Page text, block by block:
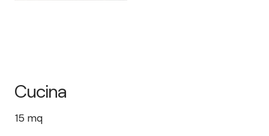
Cucina
15 mq